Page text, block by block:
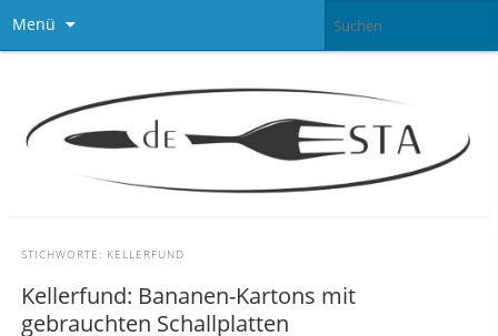
Menü
STICHWORTE: KELLERFUND
Kellerfund: Bananen-Kartons mit
gebrauchten Schallplatten